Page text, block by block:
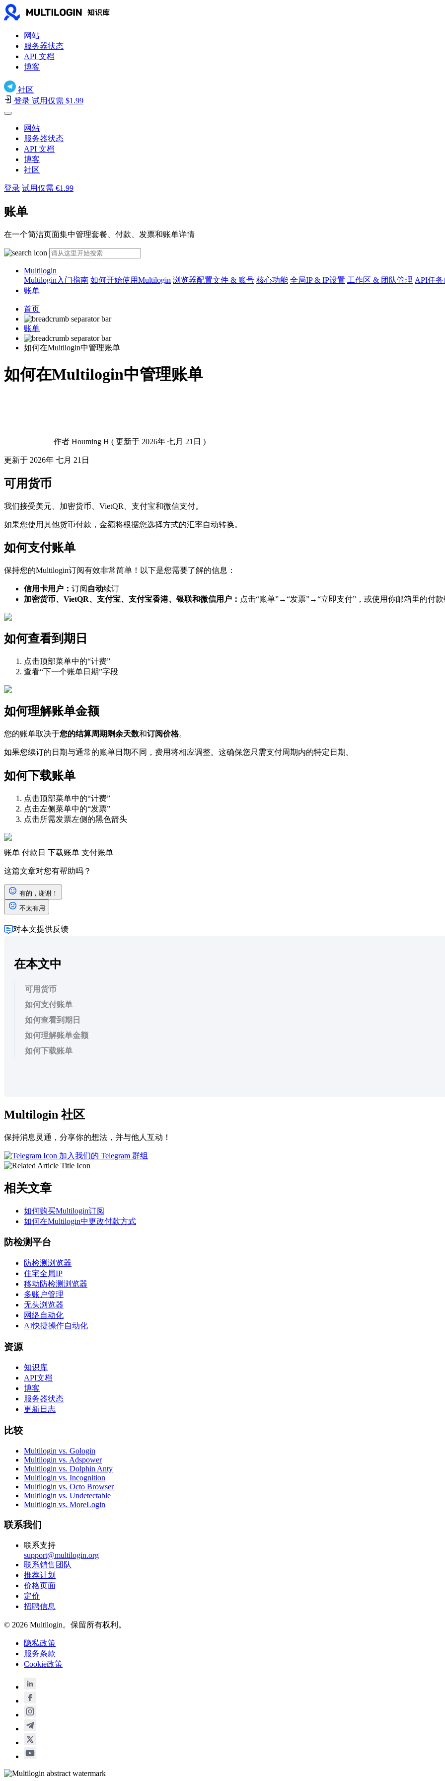
网站
服务器状态
API 文档
博客
社区
登录 试用仅需 $1.99
网站
服务器状态
API 文档
博客
社区
登录 试用仅需 €1.99
账单
在一个简洁页面集中管理套餐、付款、发票和账单详情
Multilogin
Multilogin入门指南 如何开始使用Multilogin 浏览器配置文件 & 账号 核心功能 全局IP & IP设置 工作区 & 团队管理 API任
账单
首页
账单
如何在Multilogin中管理账单
如何在Multilogin中管理账单
作者 Houming H ( 更新于 2026年 七月 21日 )
更新于 2026年 七月 21日
可用货币
我们接受美元、加密货币、VietQR、支付宝和微信支付。
如果您使用其他货币付款，金额将根据您选择方式的汇率自动转换。
如何支付账单
保持您的Multilogin订阅有效非常简单！以下是您需要了解的信息：
信用卡用户： 订阅 自动续订
加密货币、VietQR、支付宝、支付宝香港、银联和微信用户： 点击“账单”→“发票”→“立即支付”，或使用你邮箱里的付
如何查看到期日
点击顶部菜单中的“计费”
查看“下一个账单日期”字段
如何理解账单金额
您的账单取决于您的结算周期剩余天数和订阅价格。
如果您续订的日期与通常的账单日期不同，费用将相应调整。这确保您只需支付周期内的特定日期。
如何下载账单
点击顶部菜单中的“计费”
点击左侧菜单中的“发票”
点击所需发票左侧的黑色箭头
账单 付款日 下载账单 支付账单
这篇文章对您有帮助吗？
有的，谢谢！
不太有用
对本文提供反馈
在本文中
可用货币
如何支付账单
如何查看到期日
如何理解账单金额
如何下载账单
Multilogin 社区
保持消息灵通，分享你的想法，并与他人互动！
加入我们的 Telegram 群组
相关文章
如何购买Multilogin订阅
如何在Multilogin中更改付款方式
防检测平台
防检测浏览器
住宅全局IP
移动防检测浏览器
多账户管理
无头浏览器
网络自动化
AI快捷操作自动化
资源
知识库
API文档
博客
服务器状态
更新日志
比较
Multilogin vs. Gologin
Multilogin vs. Adspower
Multilogin vs. Dolphin Anty
Multilogin vs. Incognition
Multilogin vs. Octo Browser
Multilogin vs. Undetectable
Multilogin vs. MoreLogin
联系我们
联系支持
support@multilogin.org
联系销售团队
推荐计划
价格页面
定价
招聘信息
© 2026 Multilogin。保留所有权利。
隐私政策
服务条款
Cookie政策